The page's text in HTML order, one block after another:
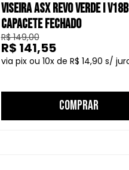
VISEIRA ASX REVO VERDE I V18B
CAPACETE FECHADO
R$ 149,00
10
R$ 14,90
R$ 141,55
COMPRAR